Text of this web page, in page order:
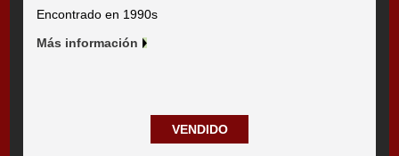
Encontrado en 1990s
Más información
VENDIDO